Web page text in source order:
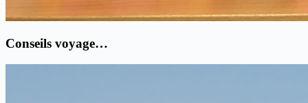
Conseils voyage…